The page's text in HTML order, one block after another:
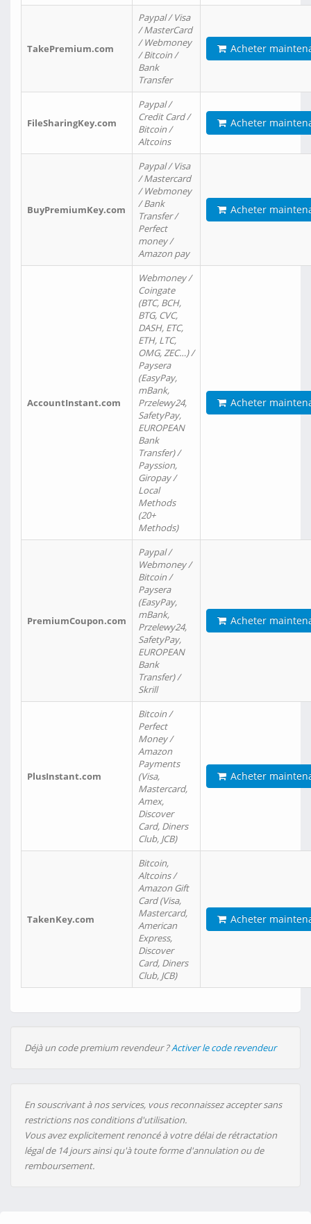
TakePremium.com
Paypal / Visa
/ MasterCard
/ Webmoney
/ Bitcoin /
Bank
Transfer
Acheter
FileSharingKey.com
Paypal /
Credit Card /
Bitcoin /
Altcoins
Acheter
BuyPremiumKey.com
Paypal / Visa
/ Mastercard
/ Webmoney
/ Bank
Transfer /
Perfect
money /
Amazon pay
Acheter
AccountInstant.com
Webmoney /
Coingate
(BTC, BCH,
BTG, CVC,
DASH, ETC,
ETH, LTC,
OMG, ZEC…) /
Paysera
(EasyPay,
mBank,
Przelewy24,
SafetyPay,
EUROPEAN
Bank
Transfer) /
Payssion,
Giropay /
Local
Methods
(20+
Methods)
Acheter
PremiumCoupon.com
Paypal /
Webmoney /
Bitcoin /
Paysera
(EasyPay,
mBank,
Przelewy24,
SafetyPay,
EUROPEAN
Bank
Transfer) /
Skrill
Acheter
PlusInstant.com
Bitcoin /
Perfect
Money /
Amazon
Payments
(Visa,
Mastercard,
Amex,
Discover
Card, Diners
Club, JCB)
Acheter
TakenKey.com
Bitcoin,
Altcoins /
Amazon Gift
Card (Visa,
Mastercard,
American
Express,
Discover
Card, Diners
Club, JCB)
Acheter
Déjà un code premium revendeur ?Activer le code revendeur
En souscrivant à nos services, vous reconnaissez accepter sans
restrictions nos conditions d'utilisation.
Vous avez explicitement renoncé à votre délai de rétractation
légal de 14 jours ainsi qu'à toute forme d'annulation ou de
remboursement.